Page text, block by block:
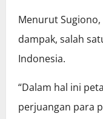
Menurut
dampak, salah
Indonesia.
“Dalam hal ini
perjuangan para